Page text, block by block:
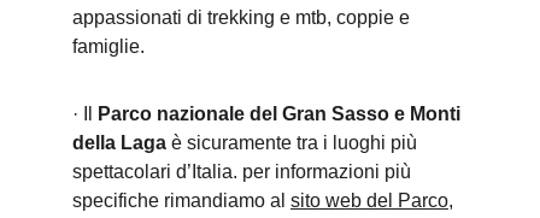
appassionati di trekking e mtb, coppie e
famiglie.
· Il
Parco nazionale del Gran Sasso e Monti
della Laga è sicuramente tra i luoghi più
spettacolari d’Italia. per informazioni più
specifiche rimandiamo al sito web del Parco,